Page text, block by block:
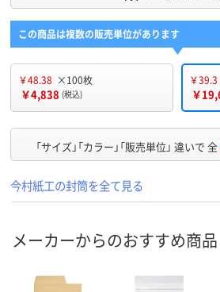
この商品は複数の販売単位があります
￥48.38 ×100枚
￥4,838 (税込)
￥39.3
￥
「サイズ」「カラー」「販売単位」 違いで 全
今村紙工の封筒を全て見る
メーカーからのおすすめ商品